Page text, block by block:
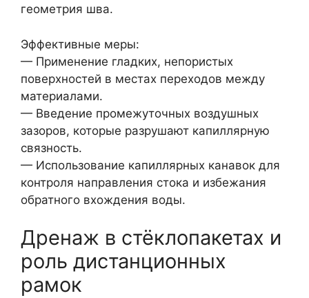
геометрия шва.
Эффективные меры:
— Применение гладких, непористых
поверхностей в местах переходов между
материалами.
— Введение промежуточных воздушных
зазоров, которые разрушают капиллярную
связность.
— Использование капиллярных канавок для
контроля направления стока и избежания
обратного вхождения воды.
Дренаж в стёклопакетах и
роль дистанционных
рамок